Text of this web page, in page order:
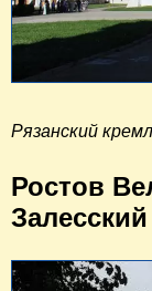
Рязанский
Ростов
Залесский